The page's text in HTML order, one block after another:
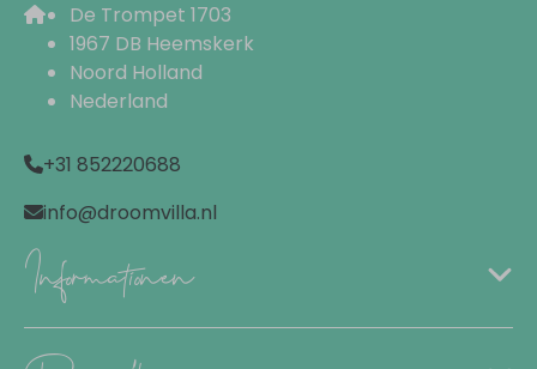
Kitchenware
Wohnbereich
Außenbereich
Palapa
Sun loungers: 4
Lounge set
De Trompet 1703
1967 DB Heemskerk
Noord Holland
Nederland
+31 852220688
info@droomvilla.nl
Informationen